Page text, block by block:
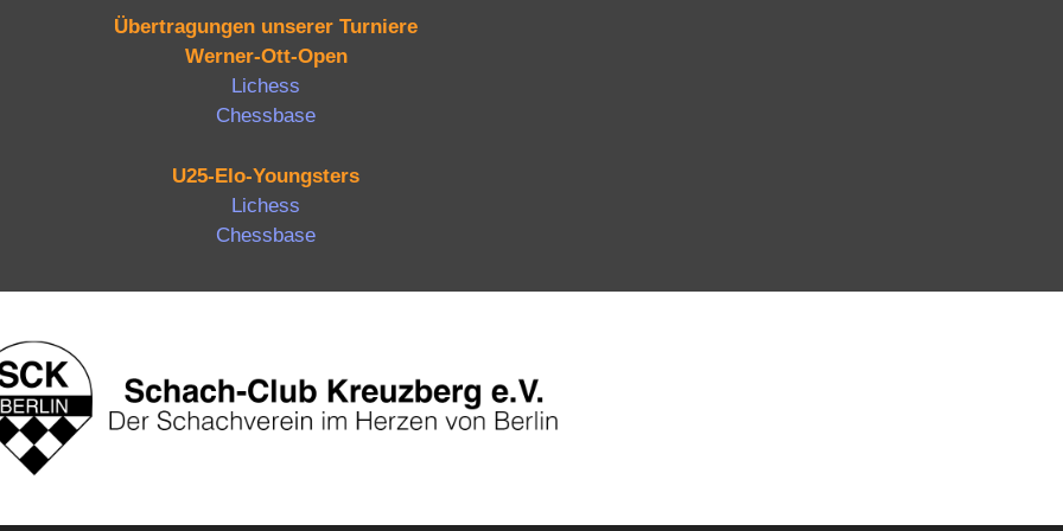
Übertragungen unserer Turniere
Werner-Ott-Open
Lichess
Chessbase
U25-Elo-Youngsters
Lichess
Chessbase